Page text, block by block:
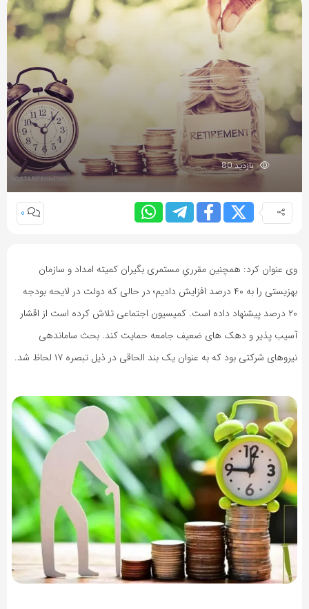
بازدید 80
0
وی عنوان کرد: همچنین مقرریِ مستمری بگیران کمیته امداد و سازمان
بهزیستی را به ۴۰ درصد افزایش دادیم؛ در حالی که دولت در لایحه بودجه
۲۰ درصد پیشنهاد داده است. کمیسیون اجتماعی تلاش کرده است از اقشار
آسیب پذیر و دهک های ضعیف جامعه حمایت کند. بحث ساماندهی
نیروهای شرکتی بود که به عنوان یک بند الحاقی در ذیل تبصره ۱۷ لحاظ شد.